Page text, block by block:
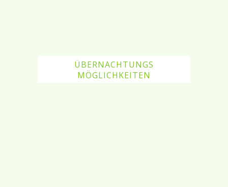
ÜBERNACHTUNGS
MÖGLICHKEITEN